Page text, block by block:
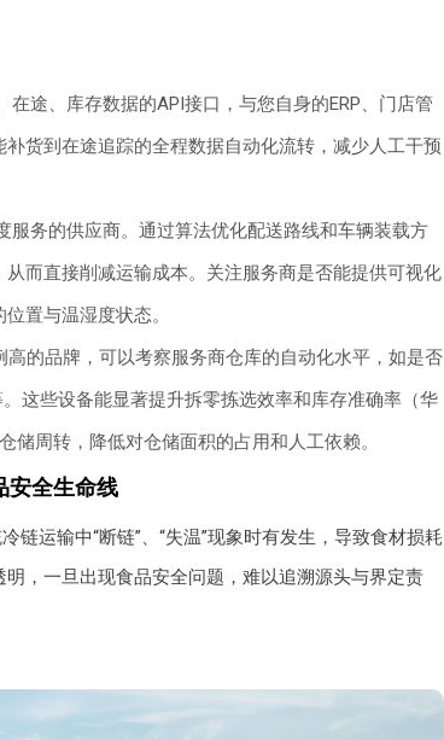
在途、库存数据的API接口，与您自身的ERP、门店管
货到在途追踪的全程数据自动化流转，减少人工干预
服务的供应商。通过算法优化配送路线和车辆装载方
而直接削减运输成本。关注服务商是否能提供可视化
置与温湿度状态。
高的品牌，可以考察服务商仓库的自动化水平，如是否
这些设备能显著提升拆零拣选效率和库存准确率（华
储周转，降低对仓储面积的占用和人工依赖。
安全生命线
链运输中“断链”、“失温”现象时有发生，导致食材损耗
，一旦出现食品安全问题，难以追溯源头与界定责